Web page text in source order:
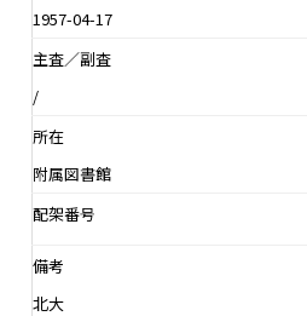
1957-04-17
主査／副査
/
所在
附属図書館
配架番号
備考
北大